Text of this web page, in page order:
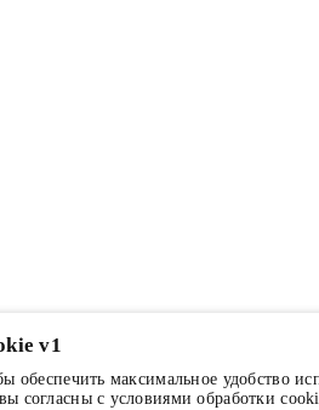
v1
обеспечить максимальное удобство
согласны с условиями обработки